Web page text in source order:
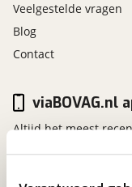
Veelgestelde vragen
Blog
Contact
viaBOVAG.nl
Altijd het meest